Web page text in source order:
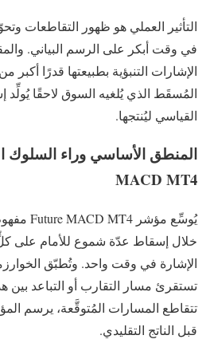
التأثير العملي هو ظهور التقاطعات
في وقت أبكر على الرسم البياني.
الإشارات التنبؤية بطبيعتها قدرًا أكبر
القياسي ليُنتجها.
MACD MT4
الإشارة في وقت واحد. وتُطبّق
تستقرئ مسار التقارب أو التباعد بين
تتقاطع المسارات المُتوقَّعة، يرسم
قبل الناتج التقليدي.